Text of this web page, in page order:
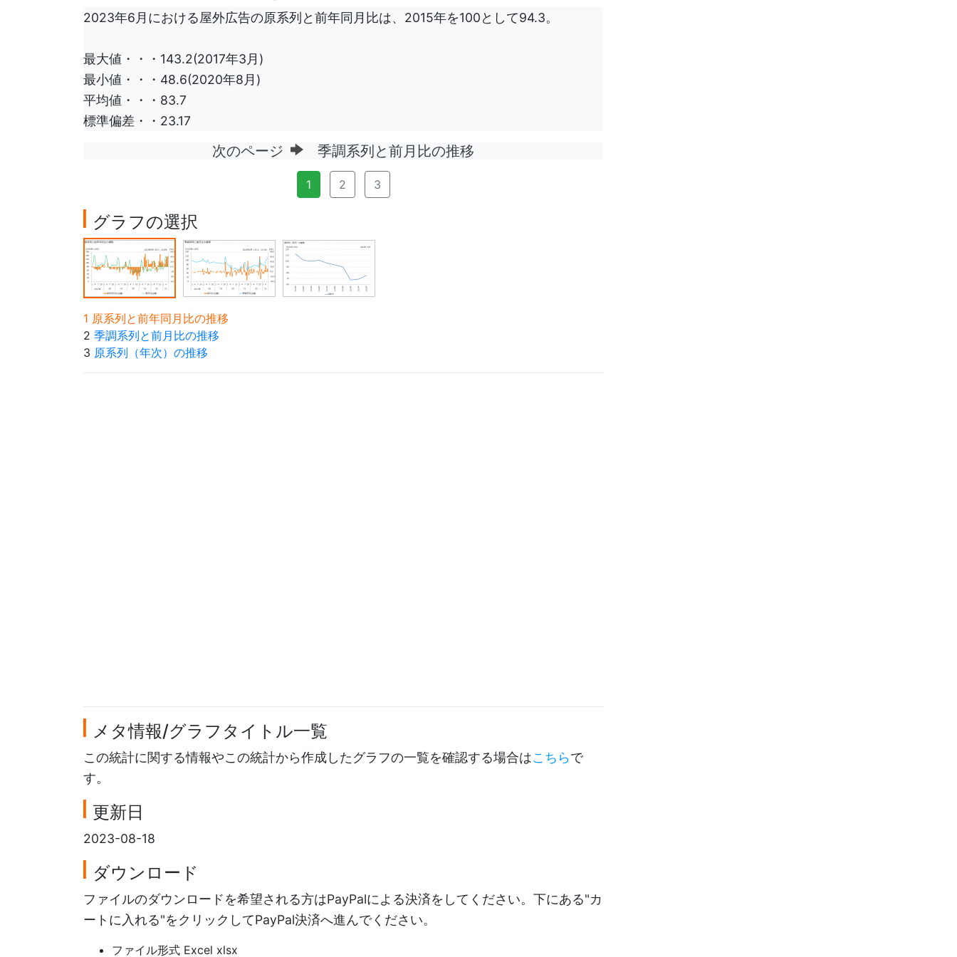
2023年6月における屋外広告の原系列と前年同月比は、2015年を100として94.3。
最大値・・・143.2(2017年3月)
最小値・・・48.6(2020年8月)
平均値・・・83.7
標準偏差・・23.17
次のページ 季調系列と前月比の推移
1 2 3
グラフの選択
1 原系列と前年同月比の推移
2 季調系列と前月比の推移
3 原系列（年次）の推移
メタ情報/グラフタイトル一覧
この統計に関する情報やこの統計から作成したグラフの一覧を確認する場合はこちらで
す。
更新日
2023-08-18
ダウンロード
ファイルのダウンロードを希望される方はPayPalによる決済をしてください。下にある"カ
ートに入れる"をクリックしてPayPal決済へ進んでください。
ファイル形式 Excel xlsx